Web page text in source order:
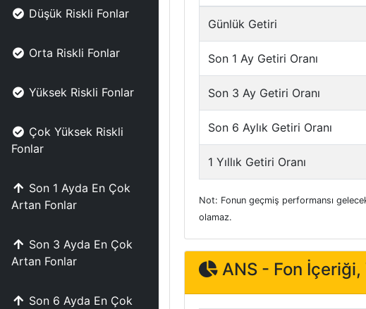
Düşük Riskli Fonlar
Orta Riskli Fonlar
Yüksek Riskli Fonlar
Çok Yüksek Riskli
Fonlar
Son 1 Ayda En Çok
Artan Fonlar
Son 3 Ayda En Çok
Artan Fonlar
Son 6 Ayda En Çok
Günlük Getiri
Son 1 Ay Getiri Oranı
Son 3 Ay Getiri Oranı
Son 6 Aylık Getiri Oranı
1 Yıllık Getiri Oranı
Not: Fonun geçmiş performansı
olamaz.
ANS - Fon İçeriği,